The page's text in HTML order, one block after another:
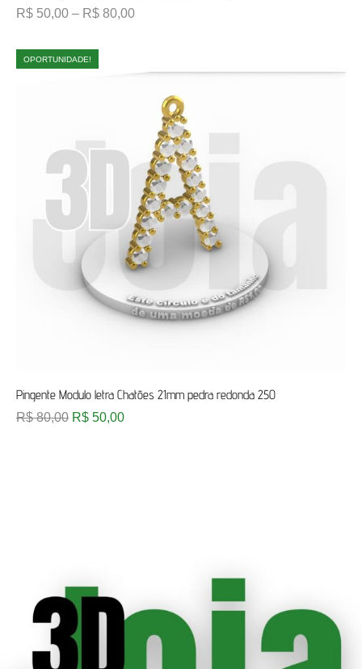
R$ 50,00 – R$ 80,00
OPORTUNIDADE!
Pingente Modulo letra Chatões 21mm pedra redonda 250
R$80,00 R$ 50,00